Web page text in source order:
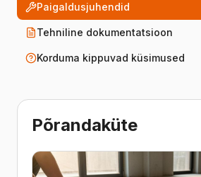
Paigaldusjuhendid
Tehniline dokumentatsioon
Korduma kippuvad küsimused
Põrandaküte